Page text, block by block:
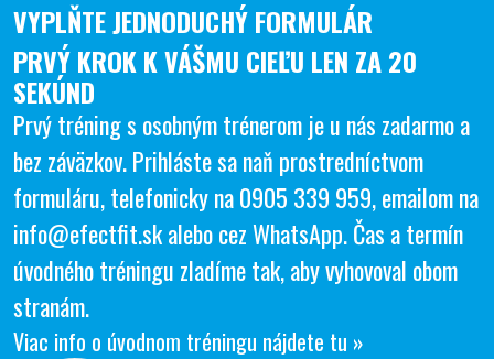
VYPLŇTE JEDNODUCHÝ FORMULÁR
PRVÝ KROK K VÁŠMU CIEĽU LEN ZA 20
SEKÚND
Prvý tréning s osobným trénerom je u nás zadarmo a
bez záväzkov. Prihláste sa naň prostredníctvom
formuláru, telefonicky na0905 339 959, emailom na
info@efectfit.skalebo cezWhatsApp. Čas a termín
úvodného tréningu zladíme tak, aby vyhovoval obom
stranám.
Viac info o úvodnom tréningu nájdete tu »